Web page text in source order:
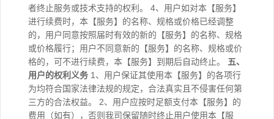
者终止服务或技术支持的权利。 4、用户如对本【服务】
进行续费时，本【服务】的名称、规格或价格已经调整
的，用户同意按照届时有效的新的【服务】的名称、规格
或价格履行；用户不同意新的【服务】的名称、规格或价
格的，可不进行续费，本【服务】到期后自动终止。 五、
用户的权利义务 1、用户保证其使用本【服务】的各项行
为均符合国家法律法规的规定，合法真实且不侵害任何第
三方的合法权益。 2、用户应按时足额支付本【服务】的
费用（如有），否则我司保留随时终止用户使用本【服